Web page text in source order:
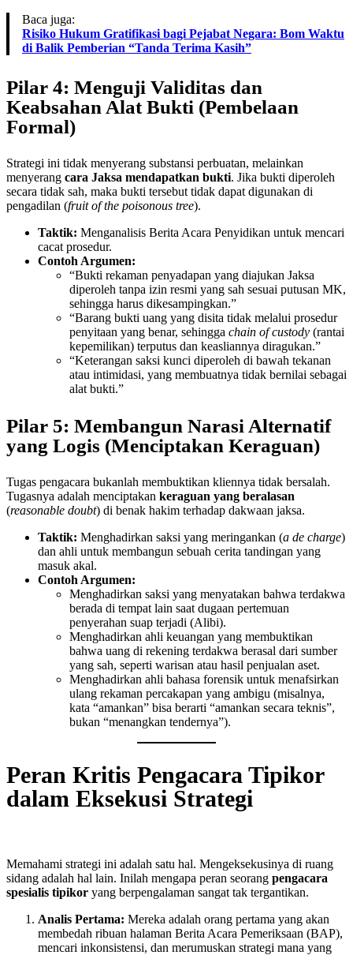
Baca juga:
Risiko Hukum Gratifikasi bagi Pejabat Negara: Bom Waktu
di Balik Pemberian “Tanda Terima Kasih”
Pilar 4: Menguji Validitas dan
Keabsahan Alat Bukti (Pembelaan
Formal)
Strategi ini tidak menyerang substansi perbuatan, melainkan
menyerang cara Jaksa mendapatkan bukti. Jika bukti diperoleh
secara tidak sah, maka bukti tersebut tidak dapat digunakan di
pengadilan (fruit of the poisonous tree).
Taktik: Menganalisis Berita Acara Penyidikan untuk mencari
cacat prosedur.
Contoh Argumen:
“Bukti rekaman penyadapan yang diajukan Jaksa
diperoleh tanpa izin resmi yang sah sesuai putusan MK,
sehingga harus dikesampingkan.”
“Barang bukti uang yang disita tidak melalui prosedur
penyitaan yang benar, sehingga chain of custody (rantai
kepemilikan) terputus dan keasliannya diragukan.”
“Keterangan saksi kunci diperoleh di bawah tekanan
atau intimidasi, yang membuatnya tidak bernilai sebagai
alat bukti.”
Pilar 5: Membangun Narasi Alternatif
yang Logis (Menciptakan Keraguan)
Tugas pengacara bukanlah membuktikan kliennya tidak bersalah.
Tugasnya adalah menciptakan keraguan yang beralasan
(reasonable doubt) di benak hakim terhadap dakwaan jaksa.
Taktik: Menghadirkan saksi yang meringankan (a de charge)
dan ahli untuk membangun sebuah cerita tandingan yang
masuk akal.
Contoh Argumen:
Menghadirkan saksi yang menyatakan bahwa terdakwa
berada di tempat lain saat dugaan pertemuan
penyerahan suap terjadi (Alibi).
Menghadirkan ahli keuangan yang membuktikan
bahwa uang di rekening terdakwa berasal dari sumber
yang sah, seperti warisan atau hasil penjualan aset.
Menghadirkan ahli bahasa forensik untuk menafsirkan
ulang rekaman percakapan yang ambigu (misalnya,
kata “amankan” bisa berarti “amankan secara teknis”,
bukan “menangkan tendernya”).
Peran Kritis Pengacara Tipikor
dalam Eksekusi Strategi
Memahami strategi ini adalah satu hal. Mengeksekusinya di ruang
sidang adalah hal lain. Inilah mengapa peran seorang pengacara
spesialis tipikor yang berpengalaman sangat tak tergantikan.
Analis Pertama: Mereka adalah orang pertama yang akan
membedah ribuan halaman Berita Acara Pemeriksaan (BAP),
mencari inkonsistensi, dan merumuskan strategi mana yang